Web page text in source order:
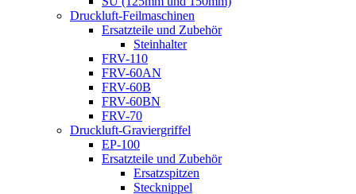
Druckluft-Feilmaschinen
Ersatzteile und Zubehör
Steinhalter
FRV-110
FRV-60AN
FRV-60B
FRV-60BN
FRV-70
Druckluft-Graviergriffel
EP-100
Ersatzteile und Zubehör
Ersatzspitzen
Stecknippel